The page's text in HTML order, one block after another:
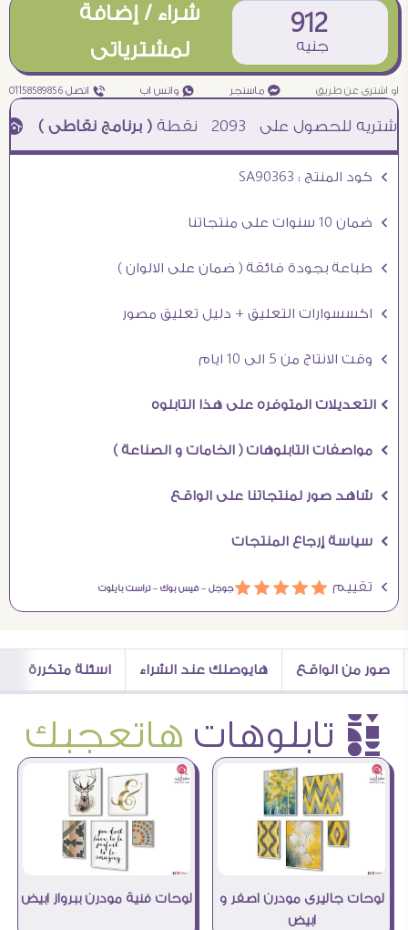
912
جنيه
شراء / إضافة
لمشترياتى
او اشترى عن طريق ¥ ماسنجر ₧ واتس اب ƒ اتصل 01158589856
2093 نقطة( برنامج نقاطى )à خصم 5% للعملاء الجدد à شحن مجانى عند الشراء ب 4000 جنيه à
Ö كود المنتج : SA90363
Ö ضمان 10 سنوات على منتجاتنا
Ö طباعة بجودة فائقة ( ضمان على الالوان )
Ö اكسسوارات التعليق + دليل تعليق مصور
Ö وقت الانتاج من 5 الى 10 ايام
Ö التعديلات المتوفره على هذا التابلوه
Ö مواصفات التابلوهات ( الخامات و الصناعة )
Ö شاهد صور لمنتجاتنا على الواقع
Ö سياسة إرجاع المنتجات
Ö تقييم áááááجوجل –فيس بوك –تراست بايلوت
صور من الواقع هايوصلك عند الشراء اسئلة متكررة
è تابلوهات هاتعجبك
لوحات جاليرى مودرن اصفر و
ابيض
لوحات فنية مودرن ببرواز ابيض